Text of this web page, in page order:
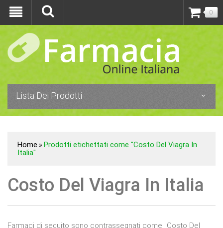
0
Lista Dei Prodotti
Home » Prodotti etichettati come "Costo Del Viagra In
Italia"
Costo Del Viagra In Italia
Farmaci di seguito sono contrassegnati come "Costo Del